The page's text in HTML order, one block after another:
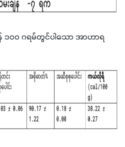
၁ဝဝ ဂရမ်တွင်ပါသော အာဟာရ